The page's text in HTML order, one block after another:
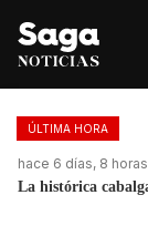
ÚLTIMA HORA
hace 2 días, 8 horas
Galilea Montijo